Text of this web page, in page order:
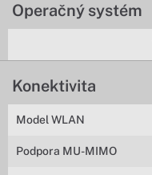
Operačný systém
Konektivita
Model WLAN
Podpora MU-MIMO